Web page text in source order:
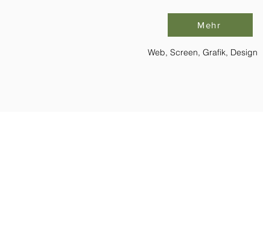
Mehr
Web, Screen, Grafik, Design